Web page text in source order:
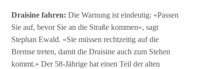
Draisine fahren: Die Warnung ist eindeutig: «Passen
Sie auf, bevor Sie an die Straße kommen», sagt
Stephan Ewald. «Sie müssen rechtzeitig auf die
Bremse treten, damit die Draisine auch zum Stehen
kommt.» Der 58-Jährige hat einen Teil der alten